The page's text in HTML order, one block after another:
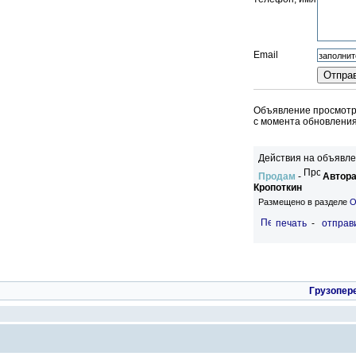
Email
Объявление
c момента
Действия на
Продам -
Кропоткин
Размещено в разделе
печать -